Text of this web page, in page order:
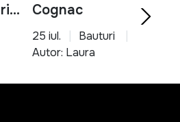
Cognac
25 iul.
Bauturi
Autor: Laura